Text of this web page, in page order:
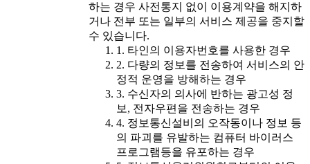
하는 경우 사전통지 없이 이용계약을 해지하
거나 전부 또는 일부의 서비스 제공을 중지할
수 있습니다.
1. 타인의 이용자번호를 사용한 경우
2. 다량의 정보를 전송하여 서비스의 안
정적 운영을 방해하는 경우
3. 수신자의 의사에 반하는 광고성 정
보, 전자우편을 전송하는 경우
4. 정보통신설비의 오작동이나 정보 등
의 파괴를 유발하는 컴퓨터 바이러스
프로그램등을 유포하는 경우